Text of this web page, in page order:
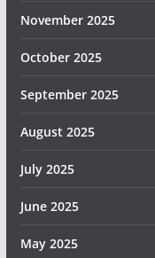
November 2025
October 2025
September 2025
August 2025
July 2025
June 2025
May 2025